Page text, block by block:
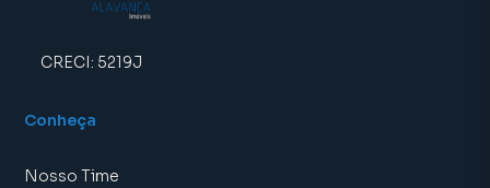
CRECI: 5219J
Conheça
Nosso Time